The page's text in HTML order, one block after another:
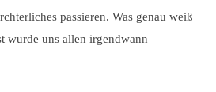
passieren. Was genau weiß
wurde uns allen irgendwann